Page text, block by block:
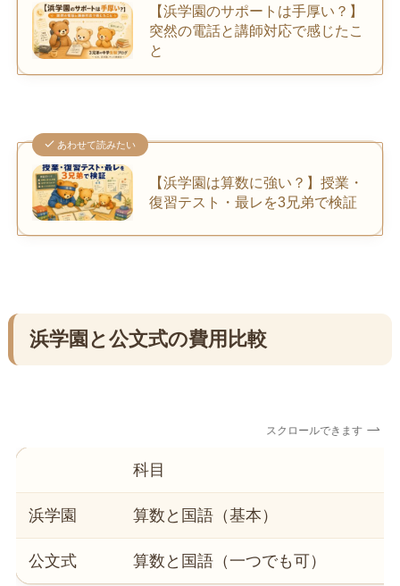
【浜学園のサポートは手厚い？】
突然の電話と講師対応で感じたこ
と
あわせて読みたい
【浜学園は算数に強い？】授業・
復習テスト・最レを3兄弟で検証
浜学園と公文式の費用比較
スクロールできます
科目
浜学園 算数と国語（基本）
公文式 算数と国語（一つでも可）